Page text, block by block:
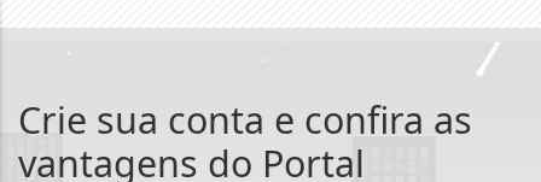
Crie sua conta e confira as
vantagens do Portal